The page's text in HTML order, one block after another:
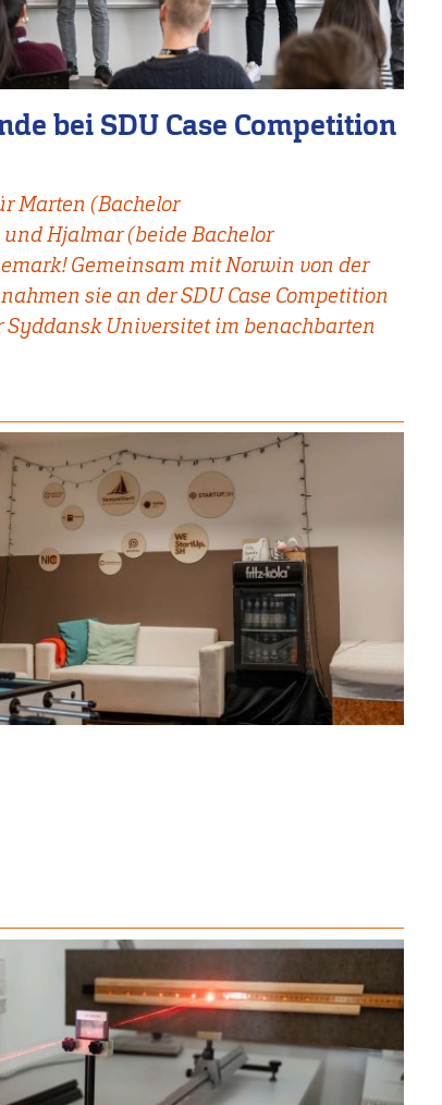
bei SDU Case Competition
Marten (Bachelor
Hjalmar (beide Bachelor
Gemeinsam mit Norwin von der
sie an der SDU Case Competition
Universitet im benachbarten